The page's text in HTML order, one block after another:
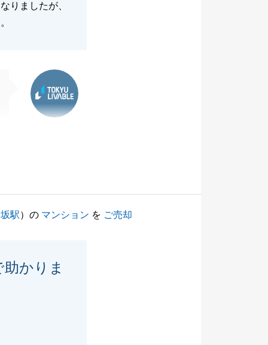
りましたが、
駅）の マンション を ご売却
かりま